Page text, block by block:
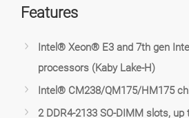
Features
Intel® Xeon® E3 and 7th gen
processors (Kaby Lake-H)
Intel® CM238/QM175/HM175
2 DDR4-2133 SO-DIMM slots, up